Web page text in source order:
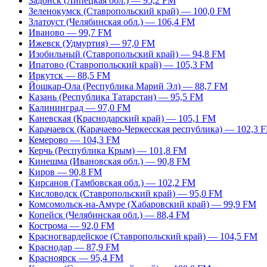
Зеленокумск (Ставропольский край) — 100,0 FM
Златоуст (Челябинская обл.) — 106,4 FM
Иваново — 99,7 FM
Ижевск (Удмуртия) — 97,0 FM
Изобильный (Ставропольский край) — 94,8 FM
Ипатово (Ставропольский край) — 105,3 FM
Иркутск — 88,5 FM
Йошкар-Ола (Республика Марий Эл) — 88,7 FM
Казань (Республика Татарстан) — 95,5 FM
Калининград — 97,0 FM
Каневская (Краснодарский край) — 105,1 FM
Карачаевск (Карачаево-Черкесская республика) — 102,3
Кемерово — 104,3 FM
Керчь (Республика Крым) — 101,8 FM
Кинешма (Ивановская обл.) — 90,8 FM
Киров — 90,8 FM
Кирсанов (Тамбовская обл.) — 102,2 FM
Кисловодск (Ставропольский край) — 95,0 FM
Комсомольск-на-Амуре (Хабаровский край) — 99,9 FM
Копейск (Челябинская обл.) — 88,4 FM
Кострома — 92,0 FM
Красногвардейское (Ставропольский край) — 104,5 FM
Краснодар — 87,9 FM
Красноярск — 95,4 FM